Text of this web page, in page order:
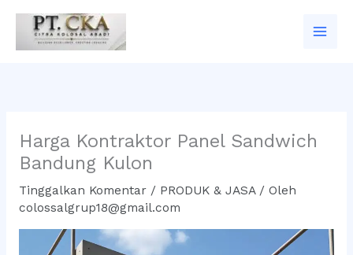
konten
Harga Kontraktor Panel Sandwich
Bandung Kulon
Tinggalkan Komentar / PRODUK & JASA/ Oleh
colossalgrup18@gmail.com